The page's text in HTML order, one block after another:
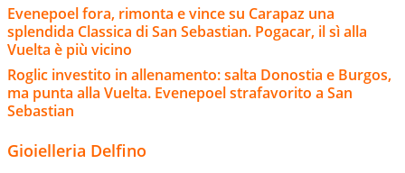
Evenepoel fora, rimonta e vince su Carapaz una
splendida Classica di San Sebastian. Pogacar, il sì alla
Vuelta è più vicino
Roglic investito in allenamento: salta Donostia e Burgos,
ma punta alla Vuelta. Evenepoel strafavorito a San
Sebastian
Gioielleria Delfino